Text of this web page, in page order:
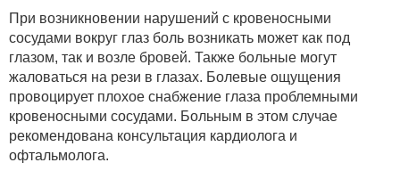
При возникновении нарушений с кровеносными
сосудами вокруг глаз боль возникать может как под
глазом, так и возле бровей. Также больные могут
жаловаться на рези в глазах. Болевые ощущения
провоцирует плохое снабжение глаза проблемными
кровеносными сосудами. Больным в этом случае
рекомендована консультация кардиолога и
офтальмолога.